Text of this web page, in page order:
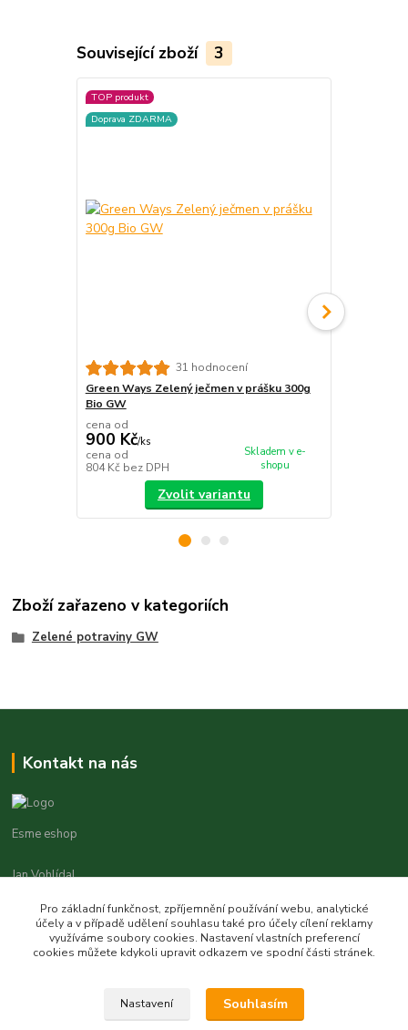
Související zboží 3
TOP produkt
Doprava ZDARMA
31 hodnocení
Green Ways Zelený ječmen v prášku 300g
Bio GW
cena od
900 Kč/ks
cena od
804 Kč bez DPH
Skladem v e-
shopu
Zvolit variantu
Zboží zařazeno v kategoriích
Zelené potraviny GW
Kontakt na nás
Esme eshop
Jan Vohlídal
8,00 - 20,00
objednavky@esme-eshop.cz
Pro základní funkčnost, zpříjemnění používání webu, analytické
účely a v případě udělení souhlasu také pro účely cílení reklamy
využíváme soubory cookies. Nastavení vlastních preferencí
cookies můžete kdykoli upravit odkazem ve spodní části stránek.
Nastavení Souhlasím